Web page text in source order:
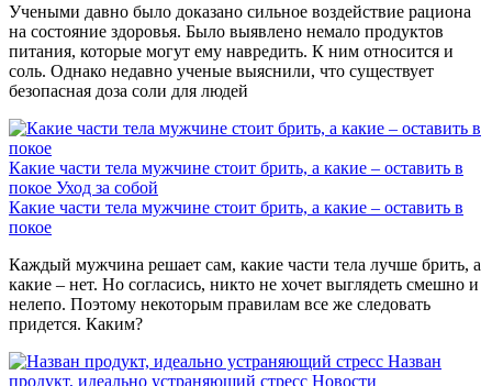
Учеными давно было доказано сильное воздействие рациона
на состояние здоровья. Было выявлено немало продуктов
питания, которые могут ему навредить. К ним относится и
соль. Однако недавно ученые выяснили, что существует
безопасная доза соли для людей
Какие части тела мужчине стоит брить, а какие – оставить в
покое Уход за собой
Какие части тела мужчине стоит брить, а какие – оставить в
покое
Каждый мужчина решает сам, какие части тела лучше брить, а
какие – нет. Но согласись, никто не хочет выглядеть смешно и
нелепо. Поэтому некоторым правилам все же следовать
придется. Каким?
Назван
продукт, идеально устраняющий стресс Новости